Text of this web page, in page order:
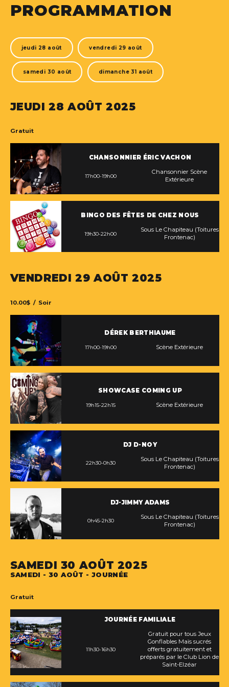
PROGRAMMATION
jeudi 28 août vendredi 29 août
samedi 30 août dimanche 31 août
JEUDI 28 AOÛT 2025
Gratuit
CHANSONNIER ÉRIC VACHON
17h00-19h00
Chansonnier Scène
Extérieure
BINGO DES FÊTES DE CHEZ NOUS
19h30-22h00
Sous Le Chapiteau (Toitures
Frontenac)
VENDREDI 29 AOÛT 2025
10.00$ / Soir
DÉREK BERTHIAUME
17h00-19h00 Scène Extérieure
SHOWCASE COMING UP
19h15-22h15 Scène Extérieure
DJ D-NOY
22h30-0h30
Sous Le Chapiteau (Toitures
Frontenac)
DJ-JIMMY ADAMS
0h45-2h30
Sous Le Chapiteau (Toitures
Frontenac)
SAMEDI 30 AOÛT 2025
SAMEDI - 30 AOÛT - JOURNÉE
Gratuit
JOURNÉE FAMILIALE
11h30-16h30
Gratuit pour tous Jeux
Gonflables Maïs sucrés
offerts gratuitement et
préparés par le Club Lion de
Saint-Elzéar